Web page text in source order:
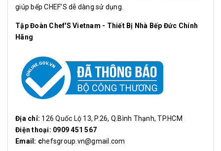
giúp bếp CHEF’S dễ dàng sử dụng.
Tập Đoàn Chef'S Vietnam - Thiết Bị Nhà Bếp Đức Chính
Hãng
Địa chỉ: 126 Quốc Lộ 13, P.26, Q.Bình Thạnh, TP.HCM
Điện thoại: 0909 451 567
Email: chefsgroup.vn@gmail.com